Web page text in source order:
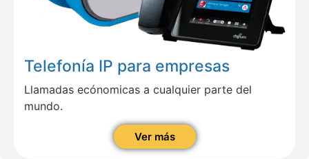
Telefonía IP para empresas
Llamadas ecónomicas a cualquier parte del
mundo.
Ver más